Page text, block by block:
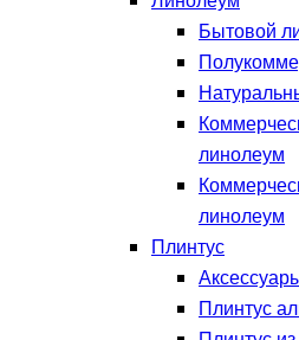
Бытовой
линолеум
линолеум
Плинтус
Плинтус